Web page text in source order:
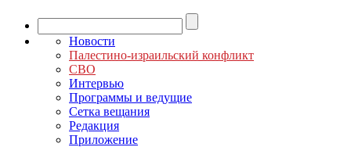
Новости
Палестино-израильский конфликт
СВО
Интервью
Программы и ведущие
Сетка вещания
Редакция
Приложение